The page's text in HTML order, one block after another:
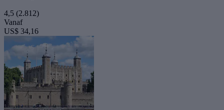
4,5 (2.812)
Vanaf
US$ 34,16